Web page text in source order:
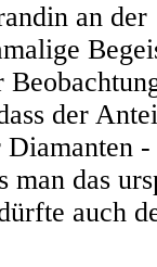
an der
der
man das
auch